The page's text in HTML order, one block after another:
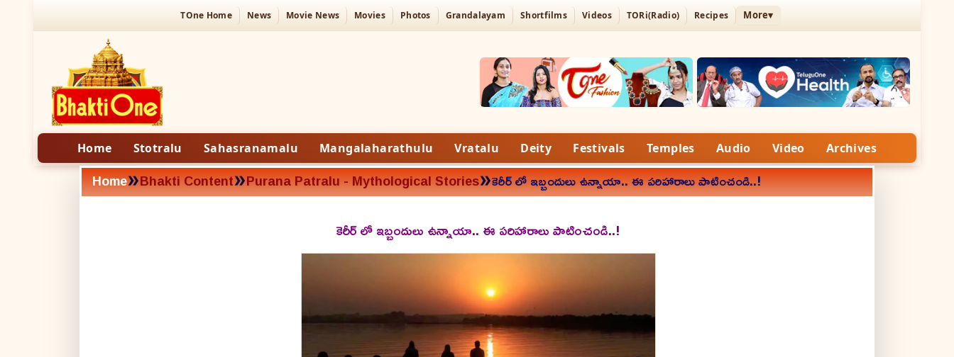
TOne Home News Movie News Movies Photos Grandalayam Shortfilms Videos TORi(Radio) Recipes More▾
Home Stotralu Sahasranamalu Mangalaharathulu Vratalu Deity Festivals Temples Audio Video Archives
Home»Bhakti Content»Purana Patralu - Mythological Stories»కెరీర్ లో ఇబ్బందులు ఉన్నాయా.. ఈ పరిహారాలు పాటించండి..!
కెరీర్ లో ఇబ్బందులు ఉన్నాయా.. ఈ పరిహారాలు పాటించండి..!